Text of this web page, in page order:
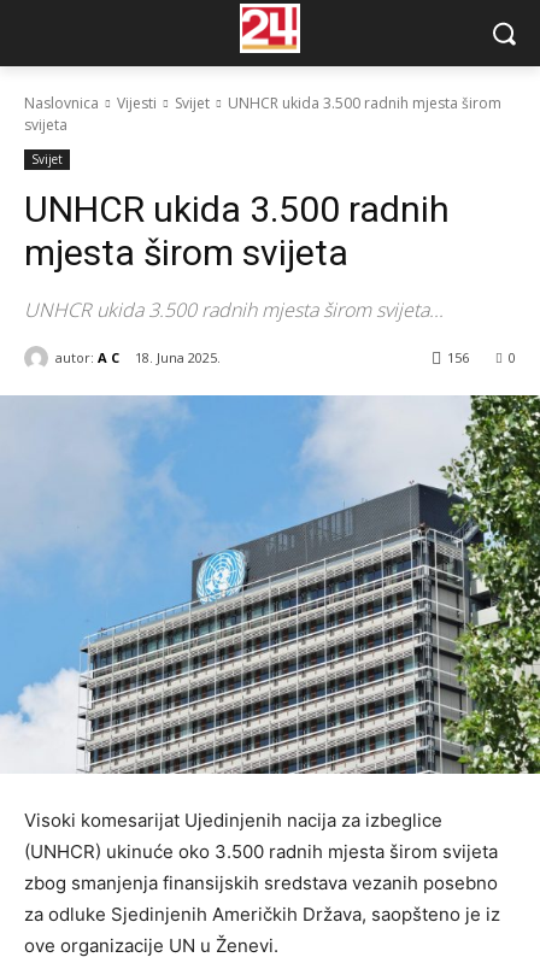
Naslovnica Vijesti Svijet
UNHCR ukida 3.500 radnih mjesta širom
svijeta
Svijet
UNHCR ukida 3.500 radnih
mjesta širom svijeta
UNHCR ukida 3.500 radnih mjesta širom svijeta...
autor: A C 18. Juna 2025. 0
156
Visoki komesarijat Ujedinjenih nacija za izbeglice
(UNHCR) ukinuće oko 3.500 radnih mjesta širom svijeta
zbog smanjenja finansijskih sredstava vezanih posebno
za odluke Sjedinjenih Američkih Država, saopšteno je iz
ove organizacije UN u Ženevi.